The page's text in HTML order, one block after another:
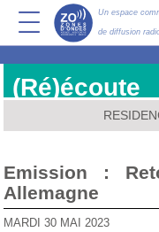
Un espace
de diffusion
(Ré)écoute
Emission : Retours sur le voyage en
Allemagne
MARDI 30 MAI 2023